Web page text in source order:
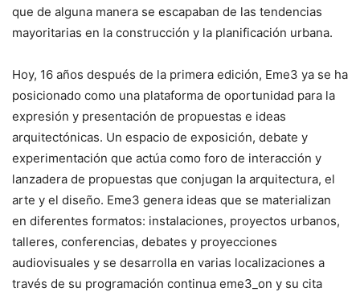
que de alguna manera se escapaban de las tendencias
mayoritarias en la construcción y la planificación urbana.
Hoy, 16 años después de la primera edición, Eme3 ya se ha
posicionado como una plataforma de oportunidad para la
expresión y presentación de propuestas e ideas
arquitectónicas. Un espacio de exposición, debate y
experimentación que actúa como foro de interacción y
lanzadera de propuestas que conjugan la arquitectura, el
arte y el diseño. Eme3 genera ideas que se materializan
en diferentes formatos: instalaciones, proyectos urbanos,
talleres, conferencias, debates y proyecciones
audiovisuales y se desarrolla en varias localizaciones a
través de su programación continua eme3_on y su cita